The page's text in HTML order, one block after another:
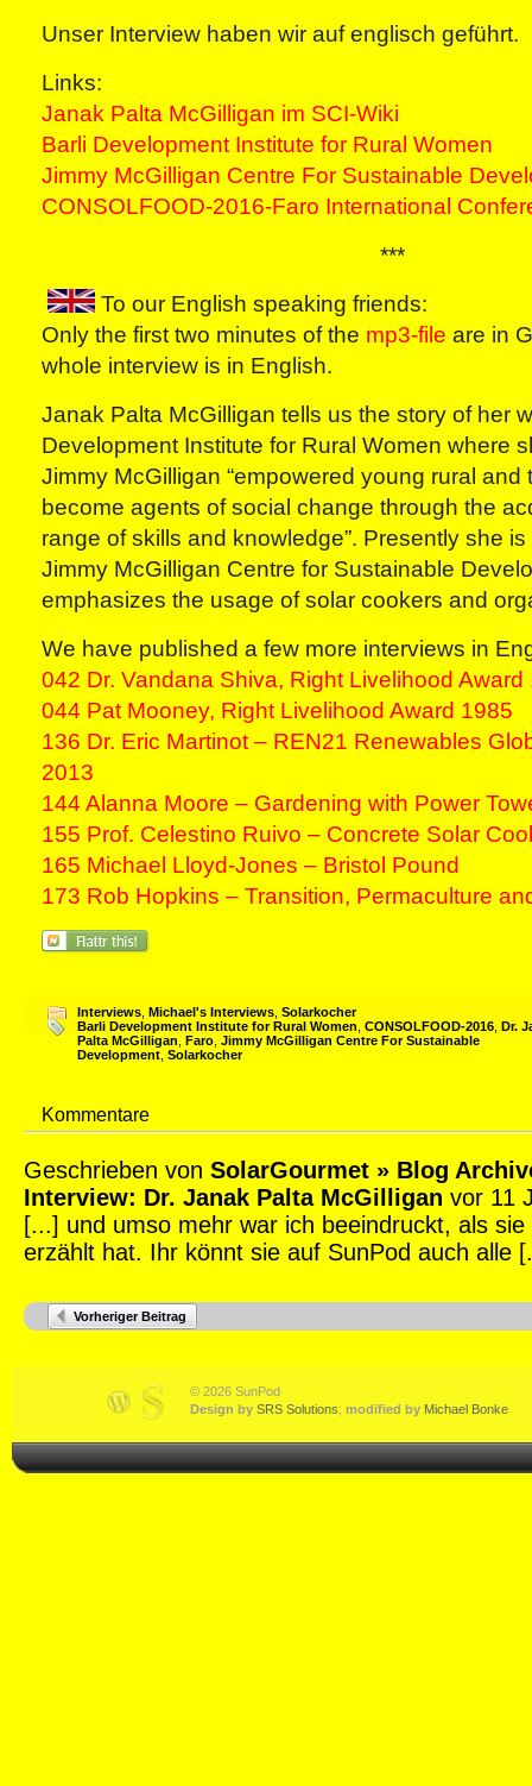
Unser Interview haben wir auf englisch geführt.
Links:
Janak Palta McGilligan im SCI-Wiki
Barli Development Institute for Rural Women
Jimmy McGilligan Centre For Sustainable
CONSOLFOOD-2016-Faro International
***
To our English speaking friends:
Only the first two minutes of the mp3-file are in
whole interview is in English.
Janak Palta McGilligan tells us the story of her
Development Institute for Rural Women where
Jimmy McGilligan “empowered young rural and
become agents of social change through the
range of skills and knowledge”. Presently she
Jimmy McGilligan Centre for Sustainable
emphasizes the usage of solar cookers and
We have published a few more interviews in
042 Dr. Vandana Shiva, Right Livelihood Award
044 Pat Mooney, Right Livelihood Award 1985
136 Dr. Eric Martinot – REN21 Renewables
2013
144 Alanna Moore – Gardening with Power
155 Prof. Celestino Ruivo – Concrete Solar
165 Michael Lloyd-Jones – Bristol Pound
173 Rob Hopkins – Transition, Permaculture
Interviews Michael's Interviews Solarkocher
Barli Development Institute for Rural Women CONSOLFOOD-2016 Dr.
Palta McGilligan Faro Jimmy McGilligan Centre For Sustainable
Development Solarkocher
Kommentare
Geschrieben von SolarGourmet » Blog
Interview: Dr. Janak Palta McGilligan vor 11
[...] und umso mehr war ich beeindruckt, als
erzählt hat. Ihr könnt sie auf SunPod auch alle
Vorheriger Beitrag
© 2026 SunPod
Design by SRS Solutions modified by Michael Bonke